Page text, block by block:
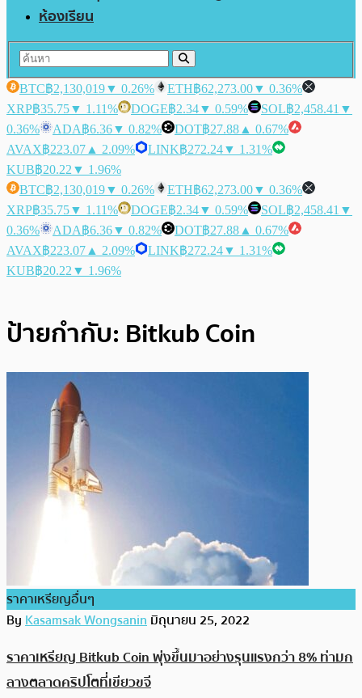
ห้องเรียน
BTC฿2,130,019▼ 0.26% ETH฿62,273.00▼ 0.36%
XRP฿35.75▼ 1.11% DOGE฿2.34▼ 0.59% SOL฿2,458.41 ▼
0.36%
ADA฿6.36▼ 0.82% DOT฿27.88 ▲ 0.67%
AVAX฿223.07 ▲ 2.09% LINK฿272.24▼ 1.31%
KUB฿20.22 ▼ 1.96%
BTC฿2,130,019▼ 0.26% ETH฿62,273.00▼ 0.36%
XRP฿35.75▼ 1.11% DOGE฿2.34▼ 0.59% SOL฿2,458.41 ▼
0.36%
ADA฿6.36▼ 0.82% DOT฿27.88 ▲ 0.67%
AVAX฿223.07 ▲ 2.09% LINK฿272.24▼ 1.31%
KUB฿20.22 ▼ 1.96%
ป้ายกำกับ: Bitkub Coin
ราคาเหรียญอื่นๆ
ByKasamsak Wongsaninมิถุนายน 25, 2022
ราคาเหรียญ Bitkub Coin พุ่งขึ้นมาอย่างรุนแรงกว่า 8% ท่ามก
ลางตลาดคริปโตที่เขียวขจี